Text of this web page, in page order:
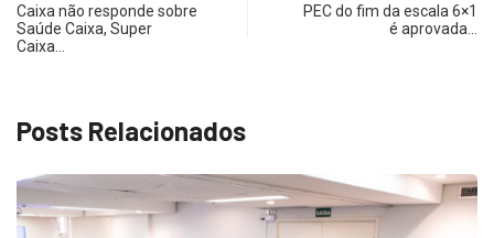
Caixa não responde sobre
Saúde Caixa, Super
Caixa…
PEC do fim da escala 6×1
é aprovada…
Posts Relacionados